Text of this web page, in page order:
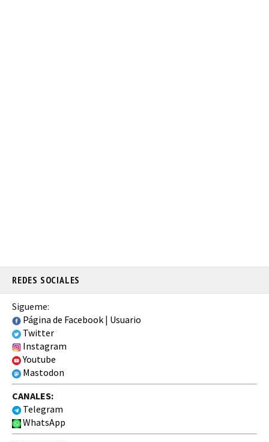
REDES SOCIALES
Sigueme:
Página de Facebook | Usuario
Twitter
Instagram
Youtube
Mastodon
CANALES:
Telegram
WhatsApp